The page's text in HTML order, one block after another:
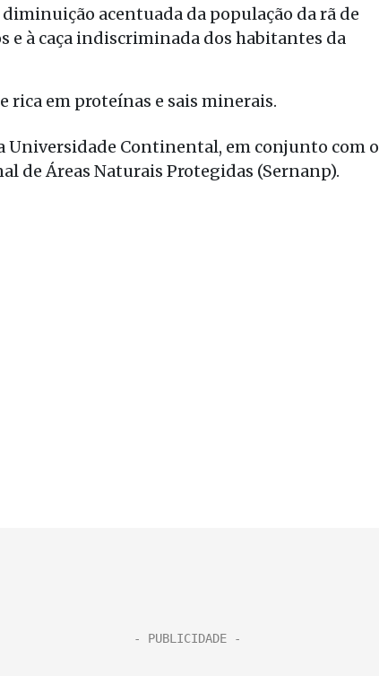
acentuada da população da rã de
e à caça indiscriminada dos habitantes da
rica em proteínas e sais minerais.
Universidade Continental, em conjunto com o
de Áreas Naturais Protegidas (Sernanp).